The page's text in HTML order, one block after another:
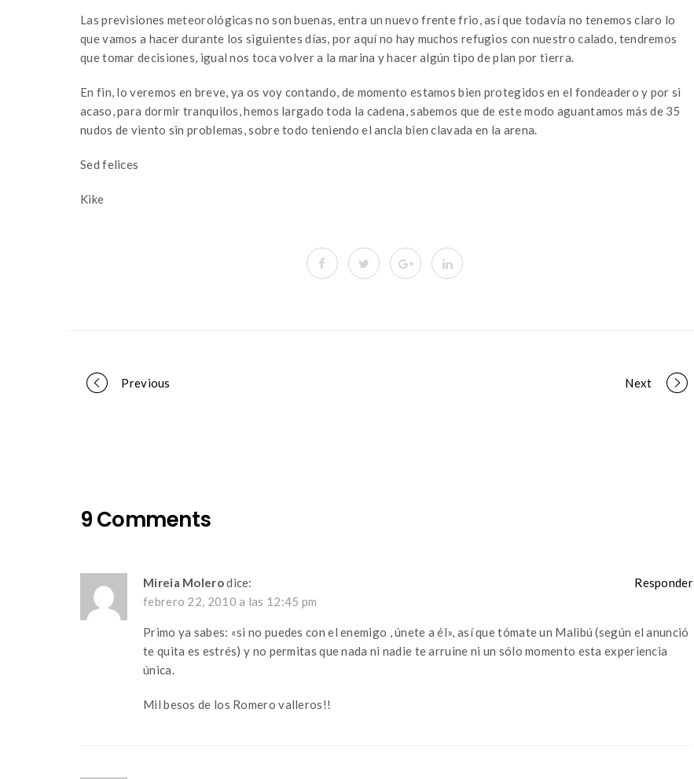
Las previsiones meteorológicas no son buenas, entra un nuevo frente frio, así que todavía no tenemos claro lo
que vamos a hacer durante los siguientes días, por aquí no hay muchos refugios con nuestro calado, tendremos
que tomar decisiones, igual nos toca volver a la marina y hacer algún tipo de plan por tierra.
En fin, lo veremos en breve, ya os voy contando, de momento estamos bien protegidos en el fondeadero y por si
acaso, para dormir tranquilos, hemos largado toda la cadena, sabemos que de este modo aguantamos más de 35
nudos de viento sin problemas, sobre todo teniendo el ancla bien clavada en la arena.
Sed felices
Kike
Portfolio
Previous Next
9 Comments
Mireia Molerodice:
febrero 22, 2010 a las 12:45 pm
Primo ya sabes: «si no puedes con el enemigo , únete a él», así que tómate un Malibú (según el anunció
te quita es estrés) y no permitas que nada ni nadie te arruine ni un sólo momento esta experiencia
única.
Mil besos de los Romero valleros!!
Responder